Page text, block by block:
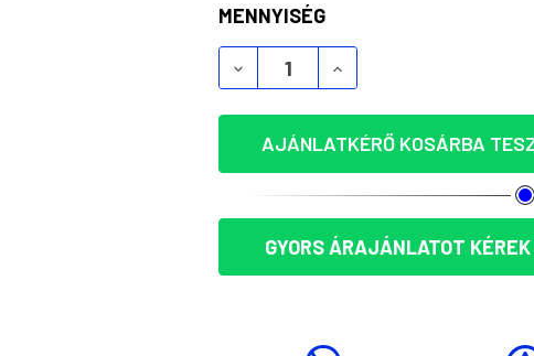
KÉSZLET:
MENNYISÉG
ROAK BAMBUSZ GOLYÓSTOLL -
ROAK BAMBUSZ
AJÁNLATKÉRŐ KOSÁRBA
GYORS ÁRAJÁNLATOT